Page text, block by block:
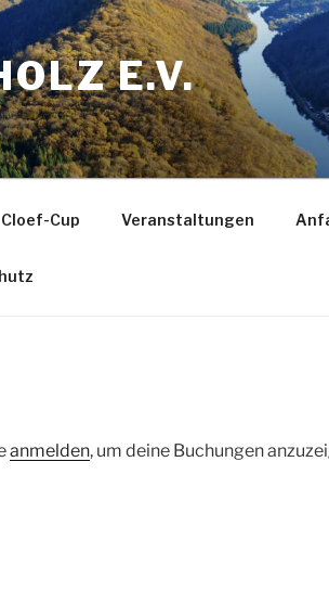
E.V.
Cloef-Cup Veranstaltungen
anmelden, um deine Buchungen